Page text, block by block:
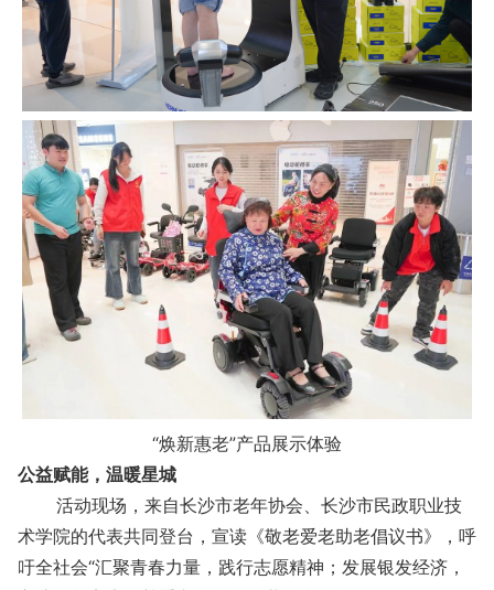
“焕新惠老”产品展示体验
公益赋能，温暖星城
活动现场，来自长沙市老年协会、长沙市民政职业技
术学院的代表共同登台，宣读《敬老爱老助老倡议书》，呼
吁全社会“汇聚青春力量，践行志愿精神；发展银发经济，